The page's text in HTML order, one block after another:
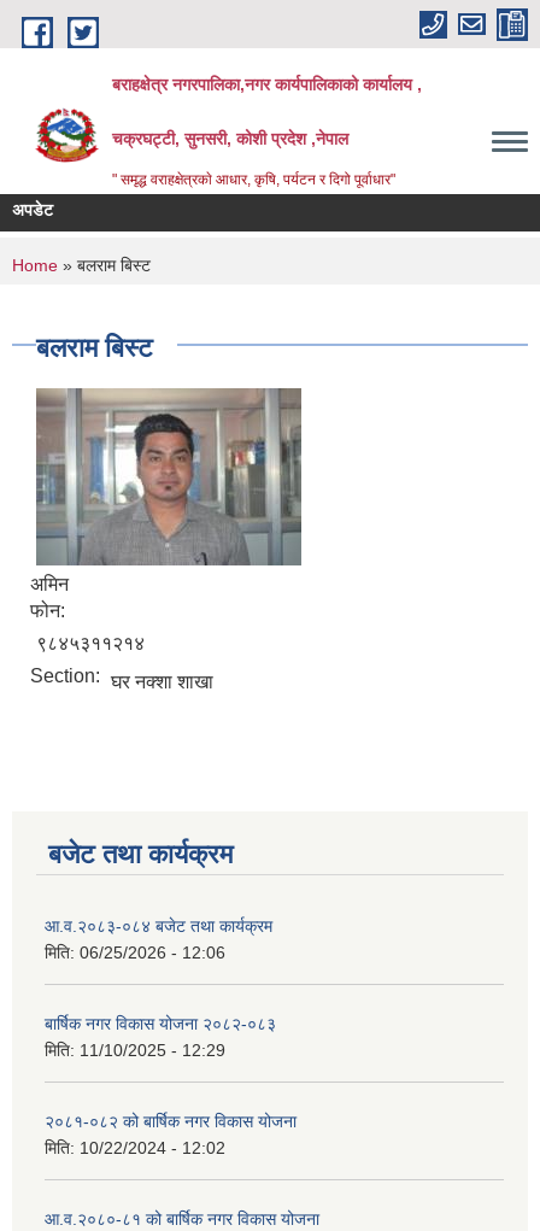
Skip to main content
बराहक्षेत्र नगरपालिका,नगर कार्यपालिकाको कार्यालय ,
चक्रघट्टी, सुनसरी, कोशी प्रदेश ,नेपाल
" समृद्ध वराहक्षेत्रकाे आधार, कृषि, पर्यटन र दिगो पूर्वाधार"
अपडेट
You are here
Home » बलराम बिस्ट
बलराम बिस्ट
अमिन
फोन:
९८४५३११२१४
Section: घर नक्शा शाखा
बजेट तथा कार्यक्रम
आ.व.२०८३-०८४ बजेट तथा कार्यक्रम
मिति: 06/25/2026 - 12:06
बार्षिक नगर विकास योजना २०८२-०८३
मिति: 11/10/2025 - 12:29
२०८१-०८२ को बार्षिक नगर विकास योजना
मिति: 10/22/2024 - 12:02
आ.व.२०८०-८१ को बार्षिक नगर विकास योजना